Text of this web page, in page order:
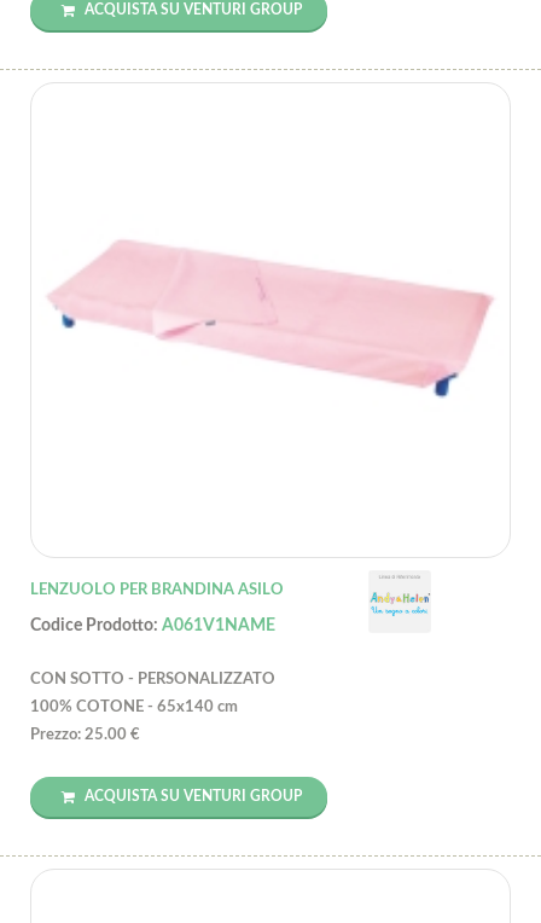
ACQUISTA SU VENTURI GROUP
LENZUOLO PER BRANDINA ASILO
Codice Prodotto: A061V1NAME
CON SOTTO - PERSONALIZZATO
100% COTONE - 65x140 cm
Prezzo: 25.00 €
ACQUISTA SU VENTURI GROUP